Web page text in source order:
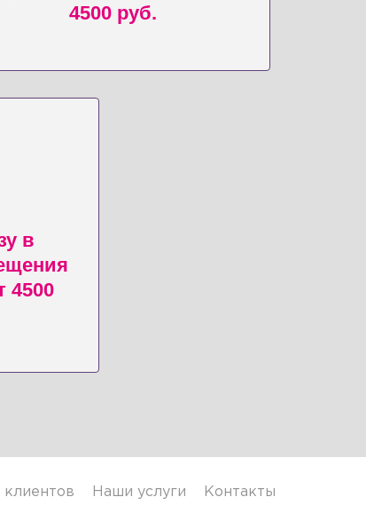
4500 руб.
в
4500
клиентов Наши услуги Контакты